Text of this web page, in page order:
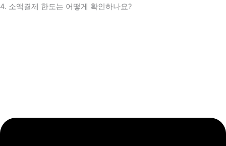
4. 소액결제 한도는 어떻게 확인하나요?